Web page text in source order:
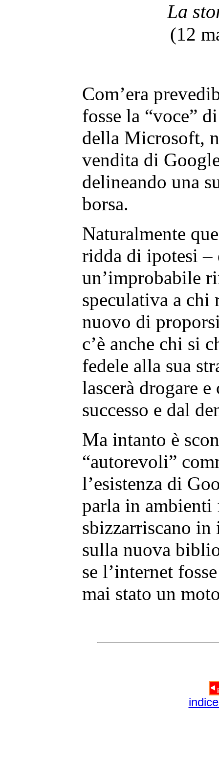
La
(12
Com’era
fosse la “voce”
della Microsoft,
vendita di
delineando una
borsa.
Naturalmente
ridda di ipotesi –
un’improbabile
speculativa a chi
nuovo di
c’è anche chi si
fedele alla sua
lascerà drogare
successo e dal
Ma intanto è
“autorevoli”
l’esistenza di
parla in
sbizzarriscano in
sulla nuova
se l’internet
mai stato un